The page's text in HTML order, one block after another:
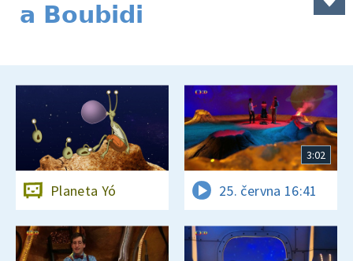
a Boubidi
Planeta Yó
3:02
25. června 16:41